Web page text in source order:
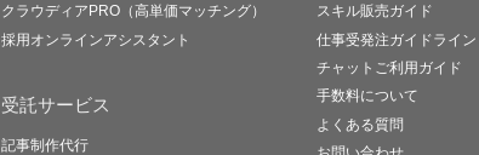
クラウディアPRO（高単価マッチング）
採用オンラインアシスタント
受託サービス
記事制作代行
スキル販売ガイド
仕事受発注ガイドライン
チャットご利用ガイド
手数料について
よくある質問